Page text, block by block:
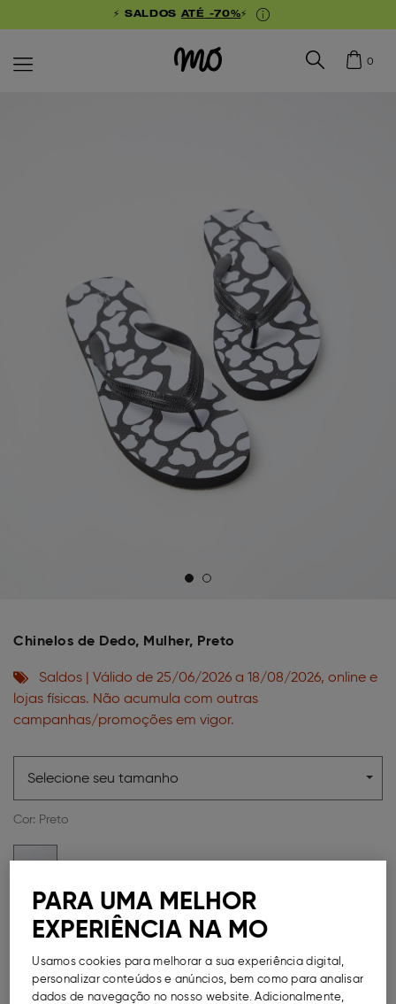
⚡ SALDOS ATÉ -70%⚡
0
Chinelos de Dedo, Mulher, Preto
Saldos | Válido de 25/06/2026 a 18/08/2026, online e
lojas físicas. Não acumula com outras
campanhas/promoções em vigor.
Selecione seu tamanho
Cor: Preto
Guia de Tamanhos
Métodos de Pagamento Disponíveis
PARA UMA MELHOR
EXPERIÊNCIA NA MO
Usamos cookies para melhorar a sua experiência digital,
personalizar conteúdos e anúncios, bem como para analisar
dados de navegação no nosso website. Adicionalmente,